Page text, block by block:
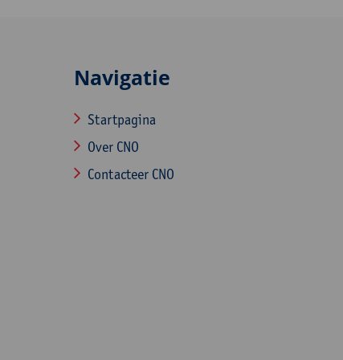
Navigatie
Startpagina
Over CNO
Contacteer CNO